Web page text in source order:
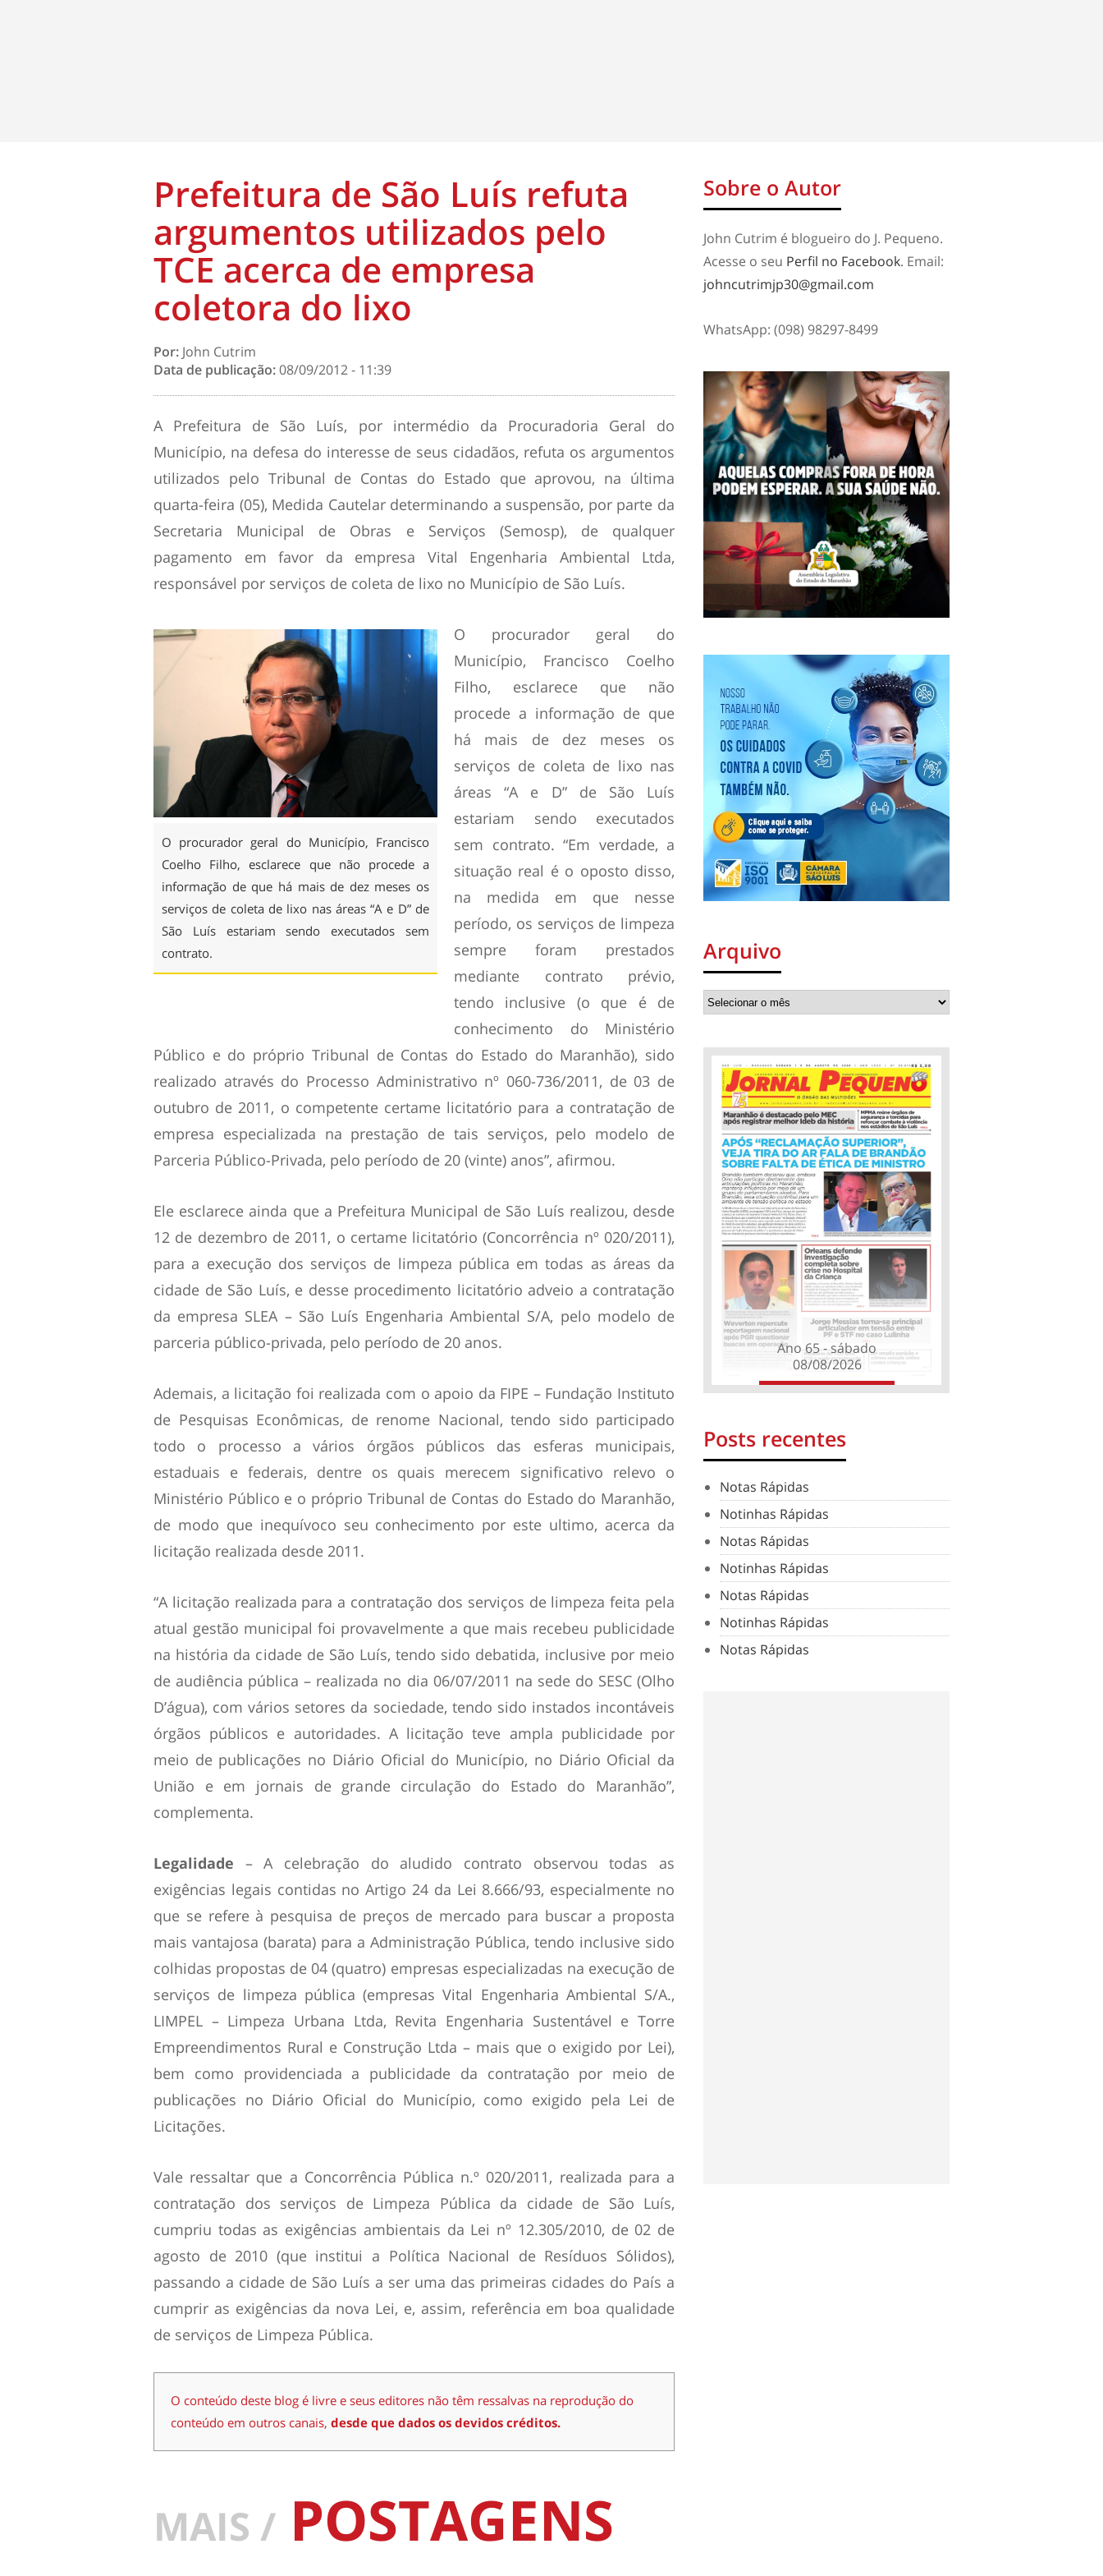
Prefeitura de São Luís refuta
argumentos utilizados pelo
TCE acerca de empresa
coletora do lixo
Por: John Cutrim
Data de publicação:08/09/2012 - 11:39
A Prefeitura de São Luís, por intermédio da Procuradoria Geral do
Município, na defesa do interesse de seus cidadãos, refuta os argumentos
utilizados pelo Tribunal de Contas do Estado que aprovou, na última
quarta-feira (05), Medida Cautelar determinando a suspensão, por parte da
Secretaria Municipal de Obras e Serviços (Semosp), de qualquer
pagamento em favor da empresa Vital Engenharia Ambiental Ltda,
responsável por serviços de coleta de lixo no Município de São Luís.
O procurador geral do Município, Francisco
Coelho Filho, esclarece que não procede a
informação de que há mais de dez meses os
serviços de coleta de lixo nas áreas “A e D” de
São Luís estariam sendo executados sem
contrato.
O procurador geral do
Município, Francisco Coelho
Filho, esclarece que não
procede a informação de que
há mais de dez meses os
serviços de coleta de lixo nas
áreas “A e D” de São Luís
estariam sendo executados
sem contrato. “Em verdade, a
situação real é o oposto disso,
na medida em que nesse
período, os serviços de limpeza
sempre foram prestados
mediante contrato prévio,
tendo inclusive (o que é de
conhecimento do Ministério
Público e do próprio Tribunal de Contas do Estado do Maranhão), sido
realizado através do Processo Administrativo nº 060-736/2011, de 03 de
outubro de 2011, o competente certame licitatório para a contratação de
empresa especializada na prestação de tais serviços, pelo modelo de
Parceria Público-Privada, pelo período de 20 (vinte) anos”, afirmou.
Ele esclarece ainda que a Prefeitura Municipal de São Luís realizou, desde
12 de dezembro de 2011, o certame licitatório (Concorrência nº 020/2011),
para a execução dos serviços de limpeza pública em todas as áreas da
cidade de São Luís, e desse procedimento licitatório adveio a contratação
da empresa SLEA – São Luís Engenharia Ambiental S/A, pelo modelo de
parceria público-privada, pelo período de 20 anos.
Ademais, a licitação foi realizada com o apoio da FIPE – Fundação Instituto
de Pesquisas Econômicas, de renome Nacional, tendo sido participado
todo o processo a vários órgãos públicos das esferas municipais,
estaduais e federais, dentre os quais merecem significativo relevo o
Ministério Público e o próprio Tribunal de Contas do Estado do Maranhão,
de modo que inequívoco seu conhecimento por este ultimo, acerca da
licitação realizada desde 2011.
“A licitação realizada para a contratação dos serviços de limpeza feita pela
atual gestão municipal foi provavelmente a que mais recebeu publicidade
na história da cidade de São Luís, tendo sido debatida, inclusive por meio
de audiência pública – realizada no dia 06/07/2011 na sede do SESC (Olho
D’água), com vários setores da sociedade, tendo sido instados incontáveis
órgãos públicos e autoridades. A licitação teve ampla publicidade por
meio de publicações no Diário Oficial do Município, no Diário Oficial da
União e em jornais de grande circulação do Estado do Maranhão”,
complementa.
Legalidade – A celebração do aludido contrato observou todas as
exigências legais contidas no Artigo 24 da Lei 8.666/93, especialmente no
que se refere à pesquisa de preços de mercado para buscar a proposta
mais vantajosa (barata) para a Administração Pública, tendo inclusive sido
colhidas propostas de 04 (quatro) empresas especializadas na execução de
serviços de limpeza pública (empresas Vital Engenharia Ambiental S/A.,
LIMPEL – Limpeza Urbana Ltda, Revita Engenharia Sustentável e Torre
Empreendimentos Rural e Construção Ltda – mais que o exigido por Lei),
bem como providenciada a publicidade da contratação por meio de
publicações no Diário Oficial do Município, como exigido pela Lei de
Licitações.
Vale ressaltar que a Concorrência Pública n.º 020/2011, realizada para a
contratação dos serviços de Limpeza Pública da cidade de São Luís,
cumpriu todas as exigências ambientais da Lei nº 12.305/2010, de 02 de
agosto de 2010 (que institui a Política Nacional de Resíduos Sólidos),
passando a cidade de São Luís a ser uma das primeiras cidades do País a
cumprir as exigências da nova Lei, e, assim, referência em boa qualidade
de serviços de Limpeza Pública.
O conteúdo deste blog é livre e seus editores não têm ressalvas na reprodução do
conteúdo em outros canais, desde que dados os devidos créditos.
MAIS / POSTAGENS
Sobre o Autor
John Cutrim é blogueiro do J. Pequeno.
Acesse o seu Perfil no Facebook. Email:
johncutrimjp30@gmail.com
WhatsApp: (098) 98297-8499
Arquivo
Ano 65 - sábado
08/08/2026
Posts recentes
Notas Rápidas
Notinhas Rápidas
Notas Rápidas
Notinhas Rápidas
Notas Rápidas
Notinhas Rápidas
Notas Rápidas